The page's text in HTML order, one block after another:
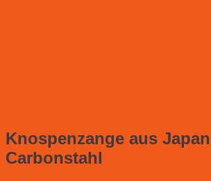
Knospenzange aus
Carbonstahl